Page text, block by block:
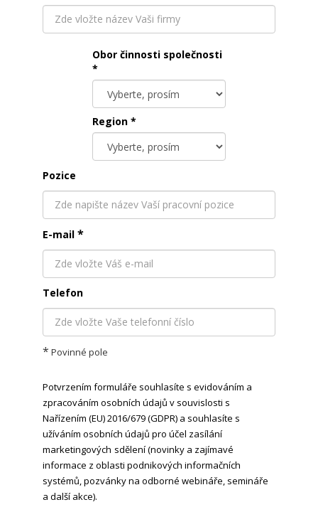
Obor činnosti společnosti
*
Region *
Pozice
E-mail *
Telefon
* Povinné pole
Potvrzením formuláře souhlasíte s evidováním a
zpracováním osobních údajů v souvislosti s
Nařízením (EU) 2016/679 (GDPR) a souhlasíte s
užíváním osobních údajů pro účel zasílání
marketingových sdělení (novinky a zajímavé
informace z oblasti podnikových informačních
systémů, pozvánky na odborné webináře, semináře
a další akce).